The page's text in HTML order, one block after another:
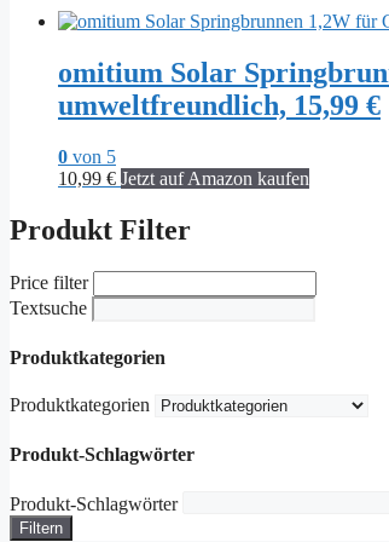
omitium Solar
umweltfreundlich, 15,99 €
0 von 5
10,99 € Jetzt auf Amazon kaufen
Produkt Filter
Price filter
Textsuche
Produktkategorien
Produktkategorien
Produkt-Schlagwörter
Produkt-Schlagwörter
Filtern